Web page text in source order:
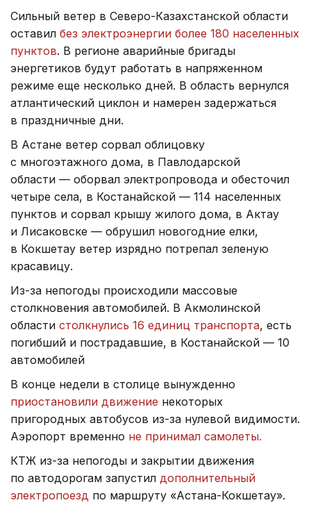
Сильный ветер в Северо-Казахстанской области
оставил без электроэнергии более 180 населенных
пунктов. В регионе аварийные бригады
энергетиков будут работать в напряженном
режиме еще несколько дней. В область вернулся
атлантический циклон и намерен задержаться
в праздничные дни.
В Астане ветер сорвал облицовку
с многоэтажного дома, в Павлодарской
области — оборвал электропровода и обесточил
четыре села, в Костанайской — 114 населенных
пунктов и сорвал крышу жилого дома, в Актау
и Лисаковске — обрушил новогодние елки,
в Кокшетау ветер изрядно потрепал зеленую
красавицу.
Из-за непогоды происходили массовые
столкновения автомобилей. В Акмолинской
области столкнулись 16 единиц транспорта, есть
погибший и пострадавшие, в Костанайской — 10
автомобилей
В конце недели в столице вынужденно
приостановили движение некоторых
пригородных автобусов из-за нулевой видимости.
Аэропорт временно не принимал самолеты.
КТЖ из-за непогоды и закрытии движения
по автодорогам запустил дополнительный
электропоезд по маршруту «Астана-Кокшетау».